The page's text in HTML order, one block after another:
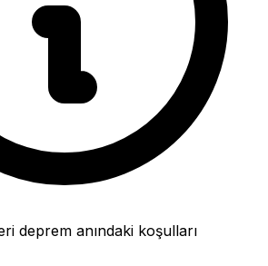
deprem anındaki koşulları